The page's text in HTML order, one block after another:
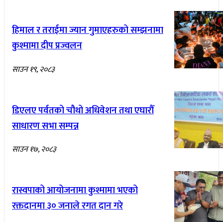
हिमाल र तराईमा ज्यान गुमाएहरुको सम्झनामा
कुश्मामा दीप प्रज्वलन
साउन १९, २०८३
डिएलए पर्वतको चौथो अधिवेशन तथा एघारौँ
साधारण सभा सम्पन्न
साउन १७, २०८३
रास्वपाको आयोजनामा कुश्मामा भएको
रक्तदानमा ३० जनाले रगत दान गरे